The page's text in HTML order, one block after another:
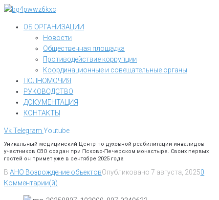
Перейти
контентуОБ ОРГАНИЗАЦИИ
Новости
Общественная площадка
Противодействие коррупции
Координационные и совещательные органы
ПОЛНОМОЧИЯ
РУКОВОДСТВО
ДОКУМЕНТАЦИЯ
КОНТАКТЫ
VkTelegram Youtube
Уникальный медицинский Центр по духовной реабилитации инвалидов
участников СВО создан при Псково-Печерском монастыре. Своих первых
гостей он примет уже в сентябре 2025 года
В АНО Возрождение объектовОпубликовано 7 августа, 20250
Комментарии(й)